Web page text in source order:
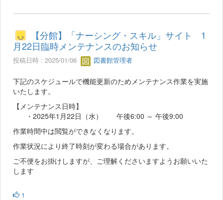
【分館】「ナーシング・スキル」サイト 1
月22日臨時メンテナンスのお知らせ
投稿日時 : 2025/01/06 図書館管理者
下記のスケジュールで機能更新のためメンテナンス作業を実施
いたします。
【メンテナンス日時】
・2025年1月22日（水） 午後6:00 ～ 午後9:00
作業時間中は閲覧ができなくなります。
作業状況により終了時刻が変わる場合があります。
ご不便をお掛けしますが、ご理解くださいますようお願いいた
します
1